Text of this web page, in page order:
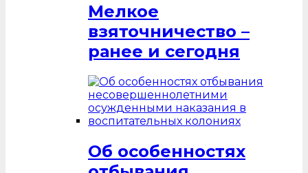
Мелкое
взяточничество –
ранее и сегодня
Об особенностях